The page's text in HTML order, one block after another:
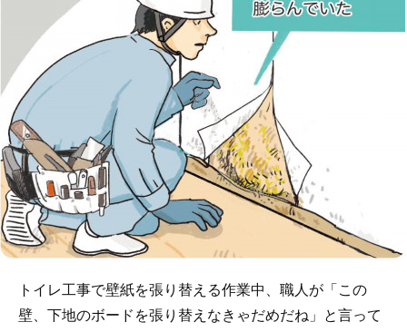
トイレ工事で壁紙を張り替える作業中、職人が「この
壁、下地のボードを張り替えなきゃだめだね」と言って